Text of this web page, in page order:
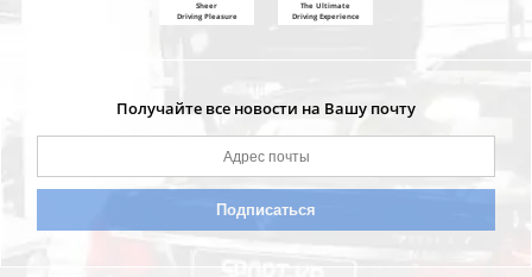
Sheer
Driving Pleasure
The Ultimate
Driving Experience
Получайте все новости на Вашу почту